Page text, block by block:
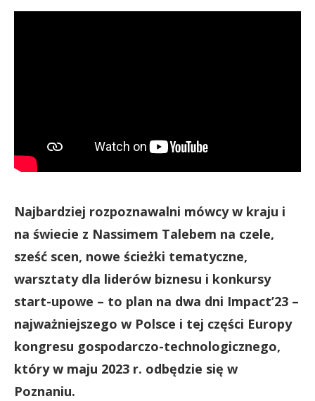
Najbardziej rozpoznawalni mówcy w kraju i
na świecie z Nassimem Talebem na czele,
sześć scen, nowe ścieżki tematyczne,
warsztaty dla liderów biznesu i konkursy
start-upowe – to plan na dwa dni Impact’23 –
najważniejszego w Polsce i tej części Europy
kongresu gospodarczo-technologicznego,
który w maju 2023 r. odbędzie się w
Poznaniu.